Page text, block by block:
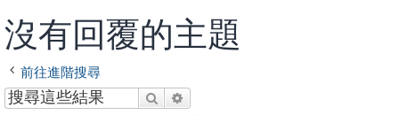
沒有回覆的主題
前往進階搜尋
搜尋